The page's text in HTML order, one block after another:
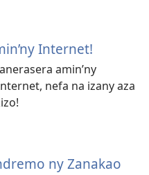
Internet!
amin’ny
nefa na izany aza
ny Zanakao